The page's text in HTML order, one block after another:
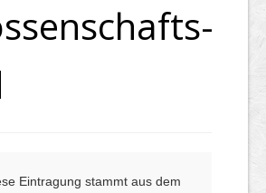
Infos
Eintragung stammt aus dem